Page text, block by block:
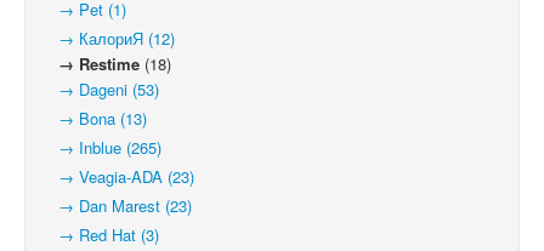
→ Pet (1)
→ КалориЯ (12)
→ Restime (18)
→ Dageni (53)
→ Bona (13)
→ Inblue (265)
→ Veagia-ADA (23)
→ Dan Marest (23)
→ Red Hat (3)